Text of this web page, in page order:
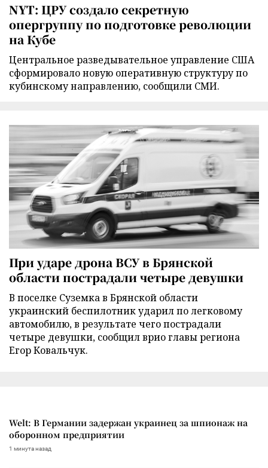
NYT: ЦРУ создало секретную
опергруппу по подготовке революции
на Кубе
Центральное разведывательное управление США
сформировало новую оперативную структуру по
кубинскому направлению, сообщили СМИ.
При ударе дрона ВСУ в Брянской
области пострадали четыре девушки
В поселке Суземка в Брянской области
украинский беспилотник ударил по легковому
автомобилю, в результате чего пострадали
четыре девушки, сообщил врио главы региона
Егор Ковальчук.
Welt: В Германии задержан украинец за шпионаж на
оборонном предприятии
1 минута назад